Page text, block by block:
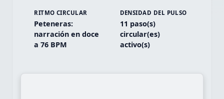
RITMO CIRCULAR
Peteneras:
narración en doce
a 76 BPM
DENSIDAD DEL PULSO
11 paso(s)
circular(es)
activo(s)